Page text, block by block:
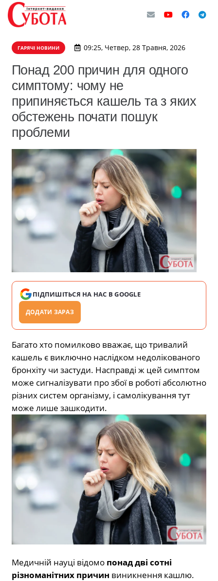
ГАРЯЧІ НОВИНИ 09:25, Четвер, 28 Травня, 2026
Понад 200 причин для одного
симптому: чому не
припиняється кашель та з яких
обстежень почати пошук
проблеми
ПІДПИШІТЬСЯ НА НАС В GOOGLE
ДОДАТИ ЗАРАЗ
Багато хто помилково вважає, що тривалий
кашель є виключно наслідком недолікованого
бронхіту чи застуди. Насправді ж цей симптом
може сигналізувати про збої в роботі абсолютно
різних систем організму, і самолікування тут
може лише зашкодити.
Медичній науці відомо понад дві сотні
різноманітних причин виникнення кашлю.